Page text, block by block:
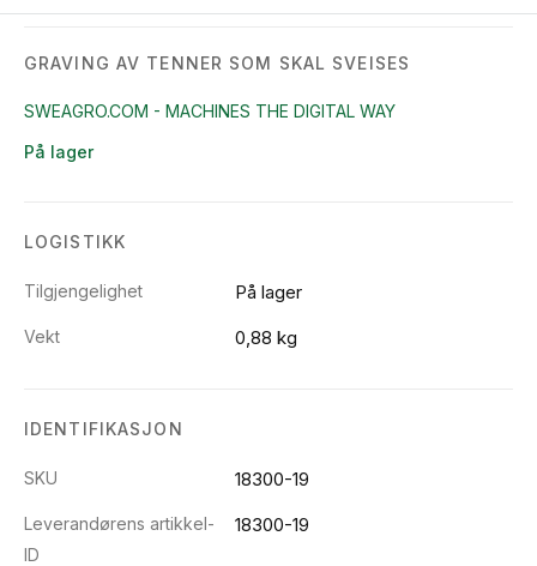
GRAVING AV TENNER SOM SKAL SVEISES
SWEAGRO.COM - MACHINES THE DIGITAL WAY
På lager
LOGISTIKK
Tilgjengelighet På lager
Vekt 0,88 kg
IDENTIFIKASJON
SKU 18300-19
Leverandørens artikkel-
ID
18300-19